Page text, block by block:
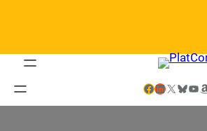
Facebook LinkedIn X Bluesky YouTube Amazon